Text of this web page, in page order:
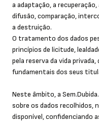
a adaptação, a
difusão, comparação,
a destruição.
O tratamento dos dados
princípios de licitude,
pela reserva da vida
fundamentais dos seus
Neste âmbito, a
sobre os dados recolhidos,
disponível, confidenciando